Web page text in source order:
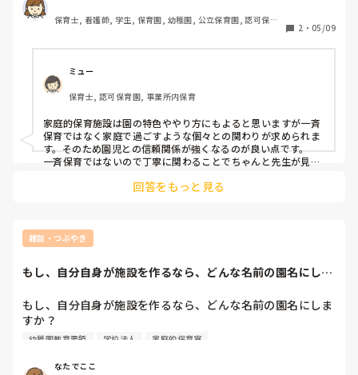
保育士, 看護師, 学生, 保育園, 幼稚園, 公立保育園, 認可保育
小規模認可保育園
2 ・ 05/09
ミュー
保育士, 認可保育園, 事業所内保育
家庭的保育施設は園の特色ややり方にもよると思いますが一斉
保育ではなく家庭で過ごすような個々との関わりが求められま
す。そのため園児との信頼関係が強くなるのが良い点です。
一斉保育ではないので丁寧に関わることでちゃんと先生が見て
流れを止めないように活動を回していくことが難しいです。例
のコミュニケーションが大切だと思いますよ。
回答をもっと見る
雑談・つぶやき
もし、自分自身が施設を作るなら、どんな名前の園名にしま
もし、自分自身が施設を作るなら、どんな名前の園名にしま
すか？
理由や意味もあるなら、それも知りたいです！
幼稚園教育要領 学校法人 家庭的保育室
なたでここ